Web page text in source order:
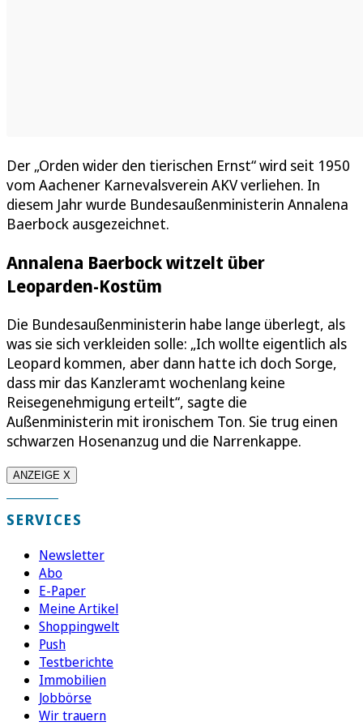
Der „Orden wider den tierischen Ernst“ wird seit 1950
vom Aachener Karnevalsverein AKV verliehen. In
diesem Jahr wurde Bundesaußenministerin Annalena
Baerbock ausgezeichnet.
Annalena Baerbock witzelt über
Leoparden-Kostüm
Die Bundesaußenministerin habe lange überlegt, als
was sie sich verkleiden solle: „Ich wollte eigentlich als
Leopard kommen, aber dann hatte ich doch Sorge,
dass mir das Kanzleramt wochenlang keine
Reisegenehmigung erteilt“, sagte die
Außenministerin mit ironischem Ton. Sie trug einen
schwarzen Hosenanzug und die Narrenkappe.
ANZEIGE X
SERVICES
Newsletter
Abo
E-Paper
Meine Artikel
Shoppingwelt
Push
Testberichte
Immobilien
Jobbörse
Wir trauern